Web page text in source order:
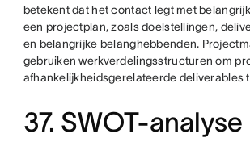
betekent dat het contact legt met
een projectplan, zoals doelstellingen,
en belangrijke belanghebbenden.
gebruiken werkverdelingsstructuren om
afhankelijkheidsgerelateerde deliverables
37. SWOT-analyse